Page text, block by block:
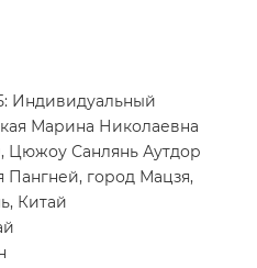
Индивидуальный
Марина Николаевна
Цюжоу Санлянь Аутдор
Пангней, город Мацзя,
Китай